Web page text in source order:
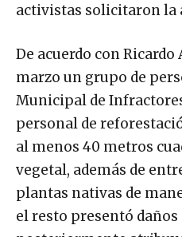
activistas solicitaron la
De acuerdo con Ricardo
marzo un grupo de
Municipal de
personal de
al menos 40 metros
vegetal, además de
plantas nativas de
el resto presentó